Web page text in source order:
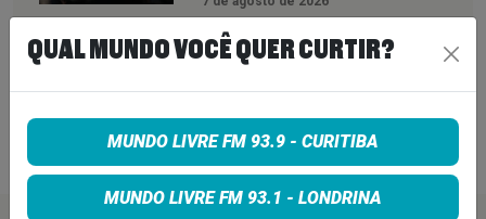
PETER KATSIS, EMPRESÁRIO DO
KORN, LIMP BIZKIT E SMASHING
7 de agosto de 2026
QUAL MUNDO VOCÊ QUER CURTIR?
MUNDO LIVRE FM 93.9 - CURITIBA
MUNDO LIVRE FM 93.1 - LONDRINA